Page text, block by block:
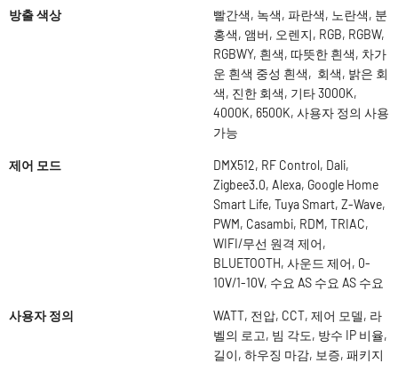
방출 색상
빨간색, 녹색, 파란색, 노란색, 분
홍색, 앰버, 오렌지, RGB, RGBW,
RGBWY, 흰색, 따뜻한 흰색, 차가
운 흰색 중성 흰색, 회색, 밝은 회
색, 진한 회색, 기타 3000K,
4000K, 6500K, 사용자 정의 사용
가능
제어 모드
DMX512, RF Control, Dali,
Zigbee3.0, Alexa, Google Home
Smart Life, Tuya Smart, Z-Wave,
PWM, Casambi, RDM, TRIAC,
WIFI/무선 원격 제어,
BLUETOOTH, 사운드 제어, 0-
10V/1-10V, 수요 AS 수요 AS 수요
사용자 정의
WATT, 전압, CCT, 제어 모델, 라
벨의 로고, 빔 각도, 방수 IP 비율,
길이, 하우징 마감, 보증, 패키지